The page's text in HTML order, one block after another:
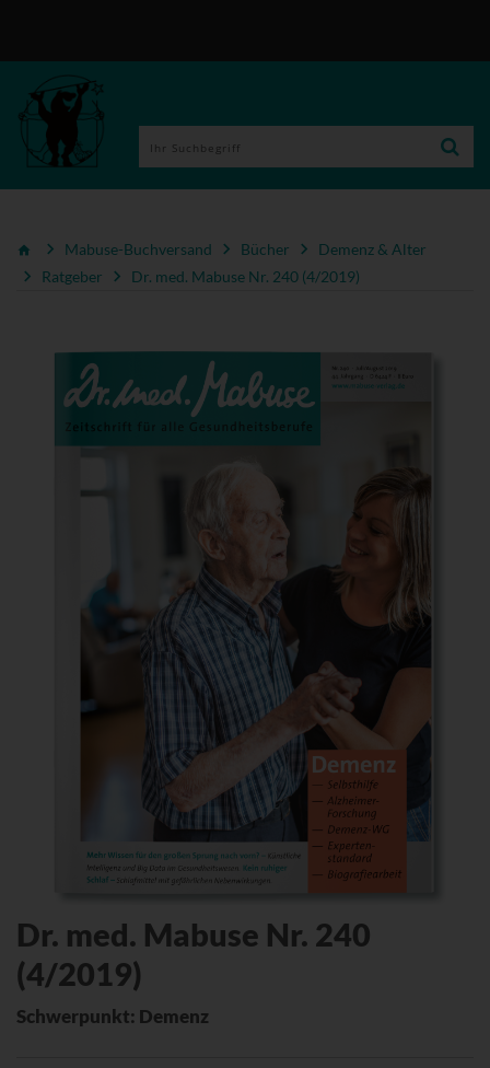
Mabuse-Buchversand Bücher
Demenz & Alter
Ratgeber
Dr. med. Mabuse Nr. 240 (4/2019)
Dr. med. Mabuse Nr. 240
(4/2019)
Schwerpunkt: Demenz